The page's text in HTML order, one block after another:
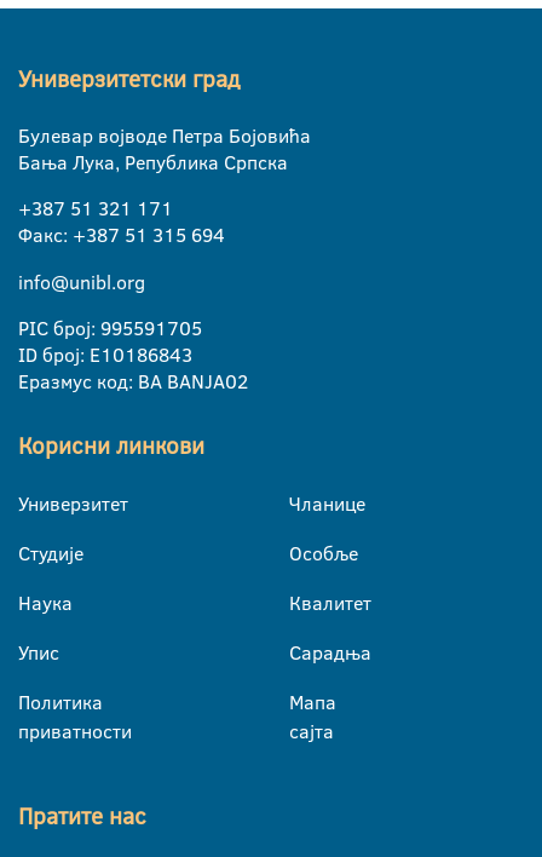
Универзитетски град
Булевар војводе Петра Бојовића
Бања Лука, Република Српска
+387 51 321 171
Факс: +387 51 315 694
info@unibl.org
PIC број: 995591705
ID број: E10186843
Еразмус код: BA BANJA02
Корисни линкови
Универзитет
Студије
Наука
Упис
Политика
приватности
Чланице
Особље
Квалитет
Сарадња
Мапа
сајта
Пратите нас